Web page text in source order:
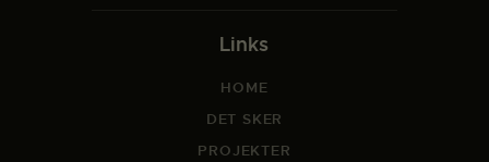
Links
HOME
DET SKER
PROJEKTER